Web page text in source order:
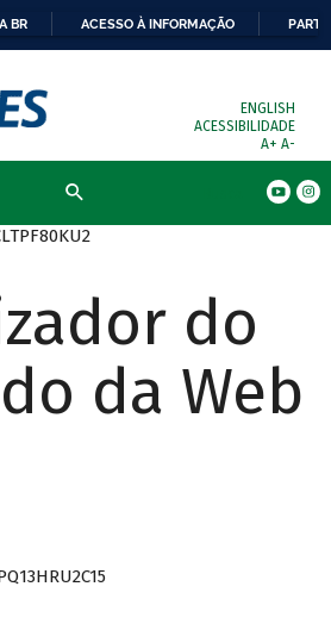
BR ACESSO À INFORMAÇÃO
ENGLISH
ACESSIBILIDADE
A+ A-
do
da Web